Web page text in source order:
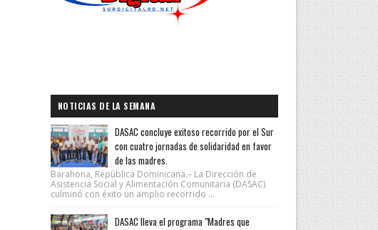
NOTICIAS DE LA SEMANA
DASAC concluye exitoso recorrido por el Sur
con cuatro jornadas de solidaridad en favor
de las madres.
Barahona, República Dominicana.– La Dirección de
Asistencia Social y Alimentación Comunitaria (DASAC)
culminó con éxito un amplio recorrido ...
DASAC lleva el programa "Madres que